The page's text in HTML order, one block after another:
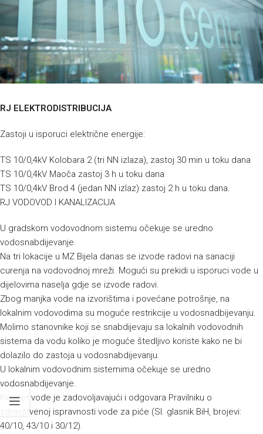
RJ ELEKTRODISTRIBUCIJA
Zastoji u isporuci električne energije:
TS 10/0,4kV Kolobara 2 (tri NN izlaza), zastoj 30 min u toku dana
TS 10/0,4kV Maoča zastoj 3 h u toku dana
TS 10/0,4kV Brod 4 (jedan NN izlaz) zastoj 2 h u toku dana.
RJ VODOVOD I KANALIZACIJA
U gradskom vodovodnom sistemu očekuje se uredno
vodosnabdijevanje.
Na tri lokacije u MZ Bijela danas se izvode radovi na sanaciji
curenja na vodovodnoj mreži. Mogući su prekidi u isporuci vode u
dijelovima naselja gdje se izvode radovi.
Zbog manjka vode na izvorištima i povećane potrošnje, na
lokalnim vodovodima su moguće restrikcije u vodosnadbijevanju.
Molimo stanovnike koji se snabdijevaju sa lokalnih vodovodnih
sistema da vodu koliko je moguće štedljivo koriste kako ne bi
dolazilo do zastoja u vodosnabdijevanju.
U lokalnim vodovodnim sistemima očekuje se uredno
vodosnabdijevanje.
Kvalitet vode je zadovoljavajući i odgovara Pravilniku o
zdravstvenoj ispravnosti vode za piće (Sl. glasnik BiH, brojevi:
40/10, 43/10 i 30/12).